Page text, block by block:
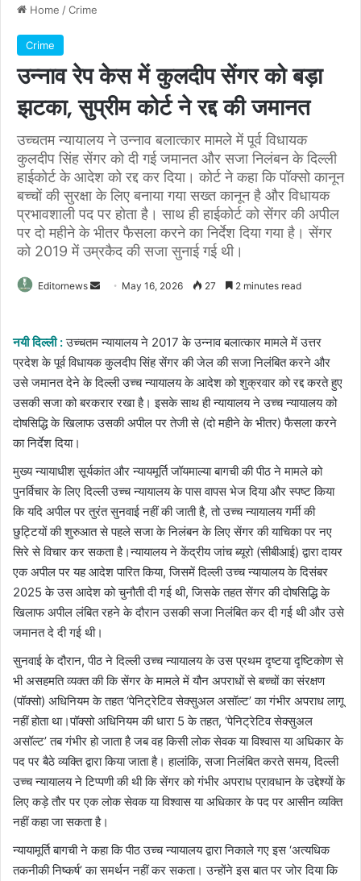
Home /Crime
Crime
उन्नाव रेप केस में कुलदीप सेंगर को बड़ा
झटका, सुप्रीम कोर्ट ने रद्द की जमानत
उच्चतम न्यायालय ने उन्नाव बलात्कार मामले में पूर्व विधायक
कुलदीप सिंह सेंगर को दी गई जमानत और सजा निलंबन के दिल्ली
हाईकोर्ट के आदेश को रद्द कर दिया। कोर्ट ने कहा कि पॉक्सो कानून
बच्चों की सुरक्षा के लिए बनाया गया सख्त कानून है और विधायक
प्रभावशाली पद पर होता है। साथ ही हाईकोर्ट को सेंगर की अपील
पर दो महीने के भीतर फैसला करने का निर्देश दिया गया है। सेंगर
को 2019 में उम्रकैद की सजा सुनाई गई थी।
Editornews
Send May 16, 2026 27 2 minutes read
नयी दिल्ली :उच्चतम न्यायालय ने 2017 के उन्नाव बलात्कार मामले में उत्तर
प्रदेश के पूर्व विधायक कुलदीप सिंह सेंगर की जेल की सजा निलंबित करने और
उसे जमानत देने के दिल्ली उच्च न्यायालय के आदेश को शुक्रवार को रद्द करते हुए
उसकी सजा को बरकरार रखा है। इसके साथ ही न्यायालय ने उच्च न्यायालय को
दोषसिद्धि के खिलाफ उसकी अपील पर तेजी से (दो महीने के भीतर) फैसला करने
का निर्देश दिया।
मुख्य न्यायाधीश सूर्यकांत और न्यायमूर्ति जॉयमाल्या बागची की पीठ ने मामले को
पुनर्विचार के लिए दिल्ली उच्च न्यायालय के पास वापस भेज दिया और स्पष्ट किया
कि यदि अपील पर तुरंत सुनवाई नहीं की जाती है, तो उच्च न्यायालय गर्मी की
छुट्टियों की शुरुआत से पहले सजा के निलंबन के लिए सेंगर की याचिका पर नए
सिरे से विचार कर सकता है।न्यायालय ने केंद्रीय जांच ब्यूरो (सीबीआई) द्वारा दायर
एक अपील पर यह आदेश पारित किया, जिसमें दिल्ली उच्च न्यायालय के दिसंबर
2025 के उस आदेश को चुनौती दी गई थी, जिसके तहत सेंगर की दोषसिद्धि के
खिलाफ अपील लंबित रहने के दौरान उसकी सजा निलंबित कर दी गई थी और उसे
जमानत दे दी गई थी।
सुनवाई के दौरान, पीठ ने दिल्ली उच्च न्यायालय के उस प्रथम दृष्टया दृष्टिकोण से
भी असहमति व्यक्त की कि सेंगर के मामले में यौन अपराधों से बच्चों का संरक्षण
(पॉक्सो) अधिनियम के तहत ‘पेनिट्रेटिव सेक्सुअल असॉल्ट’ का गंभीर अपराध लागू
नहीं होता था।पॉक्सो अधिनियम की धारा 5 के तहत, ‘पेनिट्रेटिव सेक्सुअल
असॉल्ट’ तब गंभीर हो जाता है जब वह किसी लोक सेवक या विश्वास या अधिकार के
पद पर बैठे व्यक्ति द्वारा किया जाता है। हालांकि, सजा निलंबित करते समय, दिल्ली
उच्च न्यायालय ने टिप्पणी की थी कि सेंगर को गंभीर अपराध प्रावधान के उद्देश्यों के
लिए कड़े तौर पर एक लोक सेवक या विश्वास या अधिकार के पद पर आसीन व्यक्ति
नहीं कहा जा सकता है।
न्यायामूर्ति बागची ने कहा कि पीठ उच्च न्यायालय द्वारा निकाले गए इस ‘अत्यधिक
तकनीकी निष्कर्ष’ का समर्थन नहीं कर सकता। उन्होंने इस बात पर जोर दिया कि